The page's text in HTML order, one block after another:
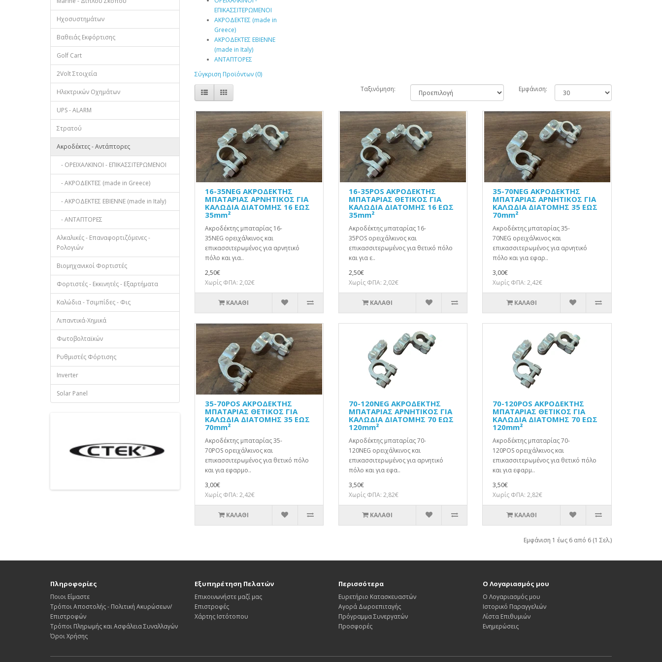
Ηχοσυστημάτων
Βαθειάς Εκφόρτισης
Golf Cart
2Volt Στοιχεία
Ηλεκτρικών Οχημάτων
UPS - ALARM
Στρατού
Ακροδέκτες - Αντάπτορες
- ΟΡΕΙΧΑΛΚΙΝΟΙ - ΕΠΙΚΑΣΣΙΤΕΡΩΜΕΝΟΙ
- ΑΚΡΟΔΕΚΤΕΣ (made in Greece)
- ΑΚΡΟΔΕΚΤΕΣ EBIENNE (made in Italy)
- ΑΝΤΑΠΤΟΡΕΣ
Αλκαλικές - Επαναφορτιζόμενες -
Ρολογιών
Βιομηχανικοί Φορτιστές
Φορτιστές - Εκκινητές - Εξαρτήματα
Καλώδια - Τσιμπίδες - Φις
Λιπαντικά-Χημικά
Φωτοβολταϊκών
Ρυθμιστές Φόρτισης
Inverter
Solar Panel
ΕΠΙΚΑΣΣΙΤΕΡΩΜΕΝΟΙ
ΑΚΡΟΔΕΚΤΕΣ (made in
Greece)
ΑΚΡΟΔΕΚΤΕΣ EBIENNE
(made in Italy)
ΑΝΤΑΠΤΟΡΕΣ
Σύγκριση Προϊόντων (0)
Ταξινόμηση:
Εμφάνιση:
16-35NEG ΑΚΡΟΔΕΚΤΗΣ
ΜΠΑΤΑΡΙΑΣ ΑΡΝΗΤΙΚΟΣ ΓΙΑ
ΚΑΛΩΔΙΑ ΔΙΑΤΟΜΗΣ 16 ΕΩΣ
35mm²
Ακροδέκτης μπαταρίας 16-
35NEG ορειχάλκινος και
επικασσιτερωμένος για αρνητικό
πόλο και για..
2,50€
Χωρίς ΦΠΑ: 2,02€
ΚΑΛΆΘΙ
16-35POS ΑΚΡΟΔΕΚΤΗΣ
ΜΠΑΤΑΡΙΑΣ ΘΕΤΙΚΟΣ ΓΙΑ
ΚΑΛΩΔΙΑ ΔΙΑΤΟΜΗΣ 16 ΕΩΣ
35mm²
Ακροδέκτης μπαταρίας 16-
35POS ορειχάλκινος και
επικασσιτερωμένος για θετικό πόλο
και για ε..
2,50€
Χωρίς ΦΠΑ: 2,02€
ΚΑΛΆΘΙ
35-70NEG ΑΚΡΟΔΕΚΤΗΣ
ΜΠΑΤΑΡΙΑΣ ΑΡΝΗΤΙΚΟΣ ΓΙΑ
ΚΑΛΩΔΙΑ ΔΙΑΤΟΜΗΣ 35 ΕΩΣ
70mm²
Ακροδέκτης μπαταρίας 35-
70NEG ορειχάλκινος και
επικασσιτερωμένος για αρνητικό
πόλο και για εφαρ..
3,00€
Χωρίς ΦΠΑ: 2,42€
ΚΑΛΆΘΙ
35-70POS ΑΚΡΟΔΕΚΤΗΣ
ΜΠΑΤΑΡΙΑΣ ΘΕΤΙΚΟΣ ΓΙΑ
ΚΑΛΩΔΙΑ ΔΙΑΤΟΜΗΣ 35 ΕΩΣ
70mm²
Ακροδέκτης μπαταρίας 35-
70POS ορειχάλκινος και
επικασσιτερωμένος για θετικό πόλο
και για εφαρμο..
3,00€
Χωρίς ΦΠΑ: 2,42€
ΚΑΛΆΘΙ
70-120NEG ΑΚΡΟΔΕΚΤΗΣ
ΜΠΑΤΑΡΙΑΣ ΑΡΝΗΤΙΚΟΣ ΓΙΑ
ΚΑΛΩΔΙΑ ΔΙΑΤΟΜΗΣ 70 ΕΩΣ
120mm²
Ακροδέκτης μπαταρίας 70-
120NEG ορειχάλκινος και
επικασσιτερωμένος για αρνητικό
πόλο και για εφα..
3,50€
Χωρίς ΦΠΑ: 2,82€
ΚΑΛΆΘΙ
70-120POS ΑΚΡΟΔΕΚΤΗΣ
ΜΠΑΤΑΡΙΑΣ ΘΕΤΙΚΟΣ ΓΙΑ
ΚΑΛΩΔΙΑ ΔΙΑΤΟΜΗΣ 70 ΕΩΣ
120mm²
Ακροδέκτης μπαταρίας 70-
120POS ορειχάλκινος και
επικασσιτερωμένος για θετικό πόλο
και για εφαρμ..
3,50€
Χωρίς ΦΠΑ: 2,82€
ΚΑΛΆΘΙ
Εμφάνιση 1 έως 6 από 6 (1 Σελ.)
Πληροφορίες
Ποιοι Είμαστε
Τρόποι Αποστολής - Πολιτική Ακυρώσεων/
Επιστροφών
Τρόποι Πληρωμής και Ασφάλεια Συναλλαγών
Όροι Χρήσης
Εξυπηρέτηση Πελατών
Επικοινωνήστε μαζί μας
Επιστροφές
Χάρτης Ιστότοπου
Περισσότερα
Ευρετήριο Κατασκευαστών
Αγορά Δωροεπιταγής
Πρόγραμμα Συνεργατών
Προσφορές
Ο Λογαριασμός μου
Ο Λογαριασμός μου
Ιστορικό Παραγγελιών
Λίστα Επιθυμιών
Ενημερώσεις